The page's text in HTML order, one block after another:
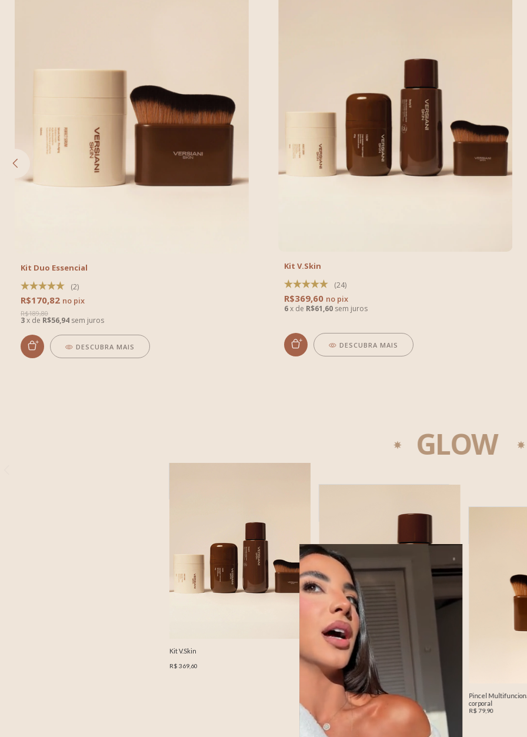
Kit Duo Essencial
(2)
R$170,82
R$189,80
3x de R$56,94 sem juros
DESCUBRA MAIS
Kit V.Skin
(24)
R$369,60
6x de R$61,60 sem juros
DESCUBRA MAIS
GLOW